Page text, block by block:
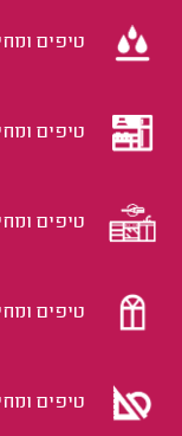
טיפים
טיפים
טיפים
טיפים
טיפים